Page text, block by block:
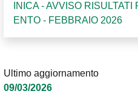
INICA - AVVISO
ENTO - FEBBRAIO 2026
Ultimo aggiornamento
09/03/2026